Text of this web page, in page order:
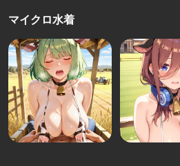
マイクロ水着